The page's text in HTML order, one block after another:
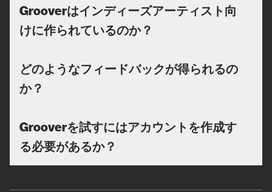
Grooverはインディーズアーティスト向
けに作られているのか？
どのようなフィードバックが得られるの
か？
Grooverを試すにはアカウントを作成す
る必要があるか？